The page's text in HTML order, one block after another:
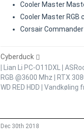
Cooler Master
Cooler Master RGB
Corsair
Cyberduck
Lian Li PC-O11DXL
RGB @3600 Mhz
RTX
WD RED HDD
Vandkøling
Dec 30th 2018